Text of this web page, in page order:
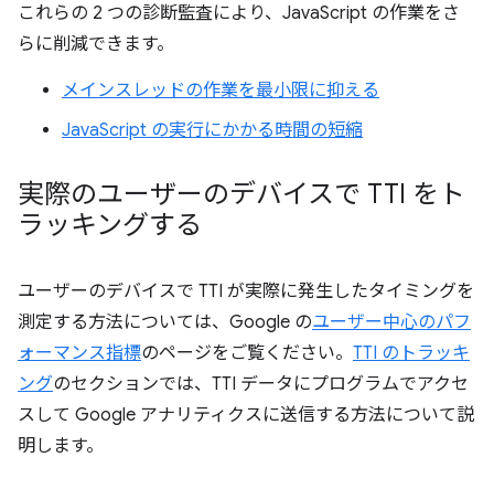
これらの 2 つの診断監査により、JavaScript の作業をさ
らに削減できます。
メインスレッドの作業を最小限に抑える
JavaScript の実行にかかる時間の短縮
実際のユーザーのデバイスで TTI をト
ラッキングする
ユーザーのデバイスで TTI が実際に発生したタイミングを
測定する方法については、Google のユーザー中心のパフ
ォーマンス指標のページをご覧ください。 TTI のトラッキ
ングのセクションでは、TTI データにプログラムでアクセ
スして Google アナリティクスに送信する方法について説
明します。